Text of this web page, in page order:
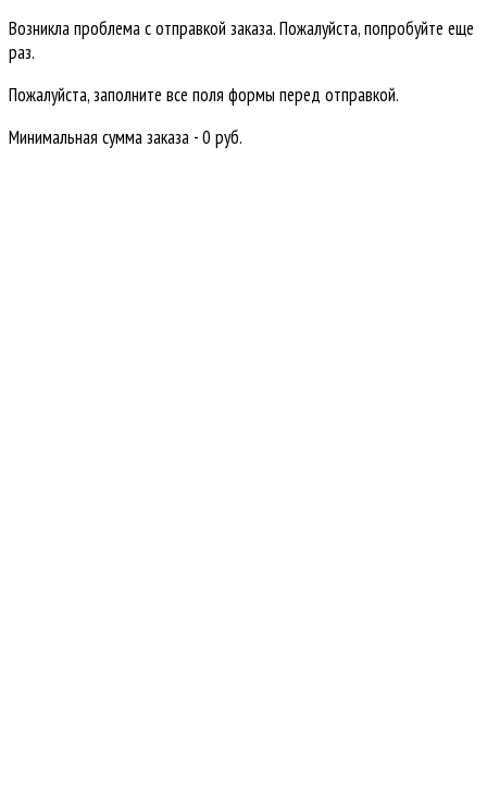
Возникла проблема с отправкой заказа. Пожалуйста, попробуйте еще
раз.
Пожалуйста, заполните все поля формы перед отправкой.
Минимальная сумма заказа - 0 руб.